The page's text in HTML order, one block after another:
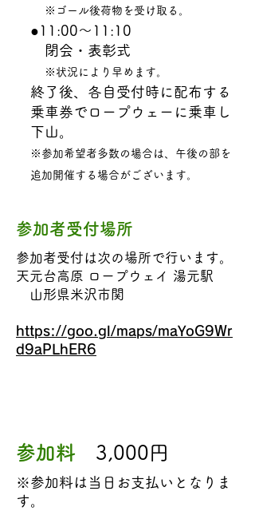
※ゴール後荷物を受け取る。
●11:00〜11:10
閉会・表彰式
※状況により早めます。
終了後、各自受付時に配布する
乗車券でロープウェーに乗車し
下山。
※参加希望者多数の場合は、午後の部を
追加開催する場合がございます。
参加者受付場所
参加者受付は次の場所で行います。
天元台高原 ロープウェイ 湯元駅
山形県米沢市関
https://goo.gl/maps/maYoG9Wr
d9aPLhER6
参加料 3,000円
※参加料は当日お支払いとなりま
す。